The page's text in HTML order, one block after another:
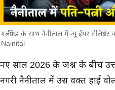
गर्लफ्रेंड के साथ नैनीताल में न्यू ईयर
Nainital
मुख्य समाचार
नए साल 2026 के जश्न के बीच
नगरी नैनीताल में उस वक्त हाई